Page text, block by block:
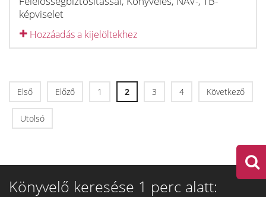
képviselet
Hozzáadás a kijelöltekhez
Első Előző 1 2 3 4 Következő
Utolsó
Könyvelő keresése 1 perc alatt: